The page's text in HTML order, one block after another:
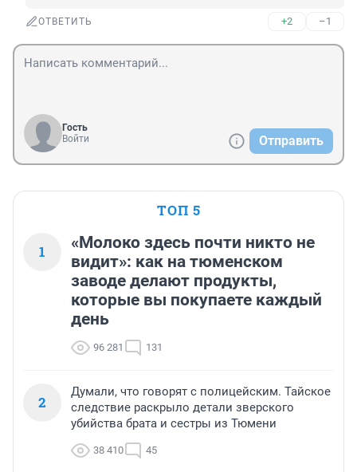
ОТВЕТИТЬ +2 –1
Гость
Войти
Отправить
ТОП 5
1
«Молоко здесь почти никто не
видит»: как на тюменском
заводе делают продукты,
которые вы покупаете каждый
день
96 281 131
2
Думали, что говорят с полицейским. Тайское
следствие раскрыло детали зверского
убийства брата и сестры из Тюмени
38 410 45